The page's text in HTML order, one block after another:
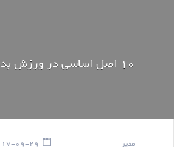
10 اصل اساسی در ورزش بدنسازی
مدیر